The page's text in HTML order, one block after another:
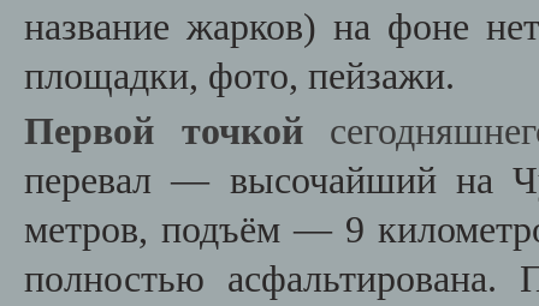
название жарков) на фоне
площадки, фото, пейзажи.
Первой точкой
перевал — высочайший на
метров, подъём — 9
полностью асфальтирована.